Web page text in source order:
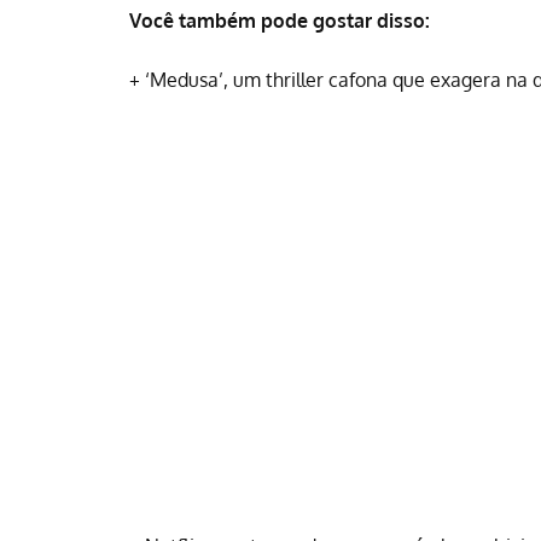
Você também pode gostar disso:
+ ‘Medusa’, um thriller cafona que exagera na